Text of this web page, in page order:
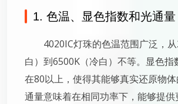
1. 色温、显色指数和光通量
4020IC灯珠的色温范围广泛，
白）到6500K（冷白）不等。显色指
在80以上，使得其能够真实还原物
通量意味着在相同功率下，能够提供